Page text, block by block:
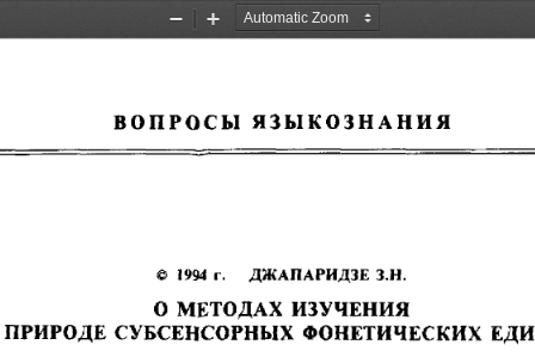
Zoom
Zoom
ВОПРОСЫ
   ЯЗЫКОЗНАНИЯ
©   1994  г.
       ДЖАПАРИДЗЕ
   З.Н.
О
  МЕТОДАХ
  ИЗУЧЕНИЯ
ПРИРОДЕ
   СУБСЕНСОРНЫХ
  ФОНЕТИЧЕСКИХ